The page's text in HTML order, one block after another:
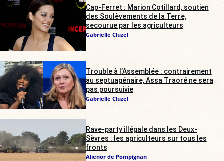
Cap-Ferret : Marion Cotillard, soutien
des Soulèvements de la Terre,
secourue par les agriculteurs
Gabrielle Cluzel
Trouble à l’Assemblée : contrairement
au septuagénaire, Assa Traoré ne sera
pas poursuivie
Gabrielle Cluzel
Rave-party illégale dans les Deux-
Sèvres : les agriculteurs sur tous les
fronts
Alienor de Pompignan